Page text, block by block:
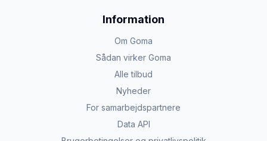
Information
Om Goma
Sådan virker Goma
Alle tilbud
Nyheder
For samarbejdspartnere
Data API